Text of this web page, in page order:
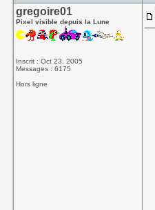
gregoire01
Pixel visible depuis la Lune
Inscrit : Oct 23, 2005
Messages : 6175
Hors ligne